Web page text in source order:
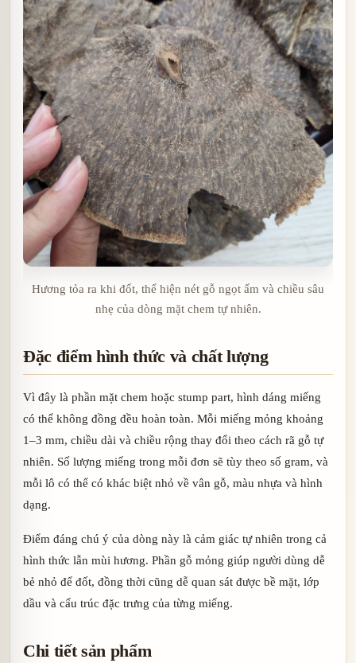
Hương tỏa ra khi đốt, thể hiện nét gỗ ngọt ấm và chiều sâu
nhẹ của dòng mặt chem tự nhiên.
Đặc điểm hình thức và chất lượng
Vì đây là phần mặt chem hoặc stump part, hình dáng miếng
có thể không đồng đều hoàn toàn. Mỗi miếng mỏng khoảng
1–3 mm, chiều dài và chiều rộng thay đổi theo cách rã gỗ tự
nhiên. Số lượng miếng trong mỗi đơn sẽ tùy theo số gram, và
mỗi lô có thể có khác biệt nhỏ về vân gỗ, màu nhựa và hình
dạng.
Điểm đáng chú ý của dòng này là cảm giác tự nhiên trong cả
hình thức lẫn mùi hương. Phần gỗ mỏng giúp người dùng dễ
bẻ nhỏ để đốt, đồng thời cũng dễ quan sát được bề mặt, lớp
dầu và cấu trúc đặc trưng của từng miếng.
Chi tiết sản phẩm